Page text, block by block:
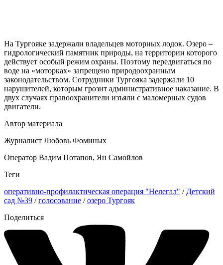
На Тургояке задержали владельцев моторных лодок. Озеро –
гидрологический памятник природы, на территории которого
действует особый режим охраны. Поэтому передвигаться по
воде на «моторках» запрещено природоохранным
законодательством. Сотрудники Тургояка задержали 10
нарушителей, которым грозит административное наказание. В
двух случаях правоохранители изъяли с маломерных судов
двигатели.
Автор материала
Журналист Любовь Фоминых
Оператор Вадим Потапов, Ян Самойлов
Теги
оперативно-профилактическая операция "Нелегал" /Детский
сад №39 /голосование /озеро Тургояк
Поделиться